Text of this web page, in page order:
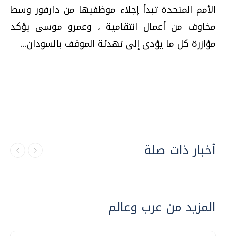
الأمم المتحدة تبدأ إجلاء موظفيها من دارفور وسط
مخاوف من أعمال انتقامية ، وعمرو موسى يؤكد
مؤازرة كل ما يؤدى إلى تهدئة الموقف بالسودان...
أخبار ذات صلة
المزيد من عرب وعالم